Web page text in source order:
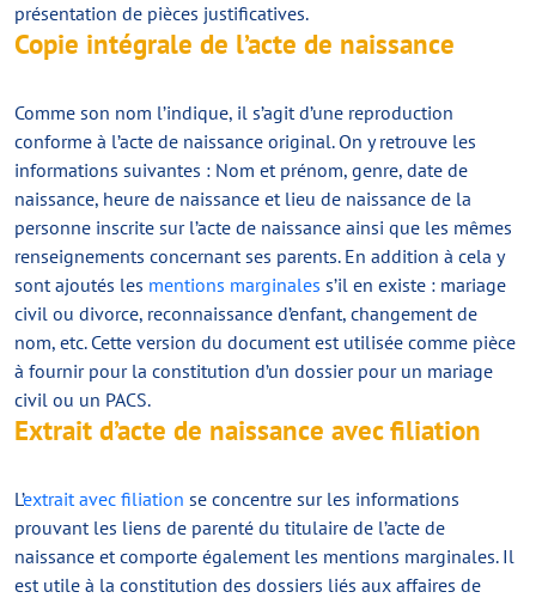
présentation de pièces justificatives.
Copie intégrale de l’acte de naissance
Comme son nom l’indique, il s’agit d’une reproduction
conforme à l’acte de naissance original. On y retrouve les
informations suivantes : Nom et prénom, genre, date de
naissance, heure de naissance et lieu de naissance de la
personne inscrite sur l’acte de naissance ainsi que les mêmes
renseignements concernant ses parents. En addition à cela y
sont ajoutés les mentions marginales s’il en existe : mariage
civil ou divorce, reconnaissance d’enfant, changement de
nom, etc. Cette version du document est utilisée comme pièce
à fournir pour la constitution d’un dossier pour un mariage
civil ou un PACS.
Extrait d’acte de naissance avec filiation
L’extrait avec filiation se concentre sur les informations
prouvant les liens de parenté du titulaire de l’acte de
naissance et comporte également les mentions marginales. Il
est utile à la constitution des dossiers liés aux affaires de